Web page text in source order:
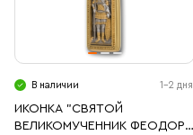
В наличии 1-2 дня
ИКОНКА "СВЯТОЙ
ВЕЛИКОМУЧЕННИК ФЕОДОР